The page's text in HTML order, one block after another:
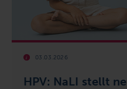
HPV: NaLI stellt
03.03.2026